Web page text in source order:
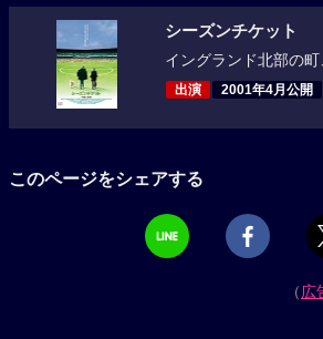
シーズンチケット
イングランド北部の町
出演 2001年4月公開
このページをシェアする
（広